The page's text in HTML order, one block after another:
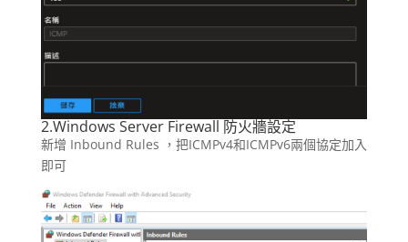
2.Windows Server Firewall 防火牆設定
新增 Inbound Rules ，把ICMPv4和ICMPv6兩個協定加入
即可